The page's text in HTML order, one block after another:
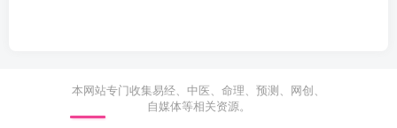
本网站专门收集易经、中医、命理、预测、网创、
自媒体等相关资源。